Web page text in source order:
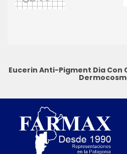
Eucerin Anti-Pigment Dia Con